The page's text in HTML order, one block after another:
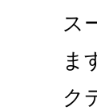
ス
ま
ク